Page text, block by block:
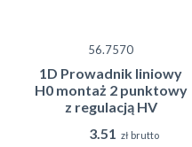
56.7570
1D Prowadnik liniowy
H0 montaż 2 punktowy
z regulacją HV
3.51 zł brutto